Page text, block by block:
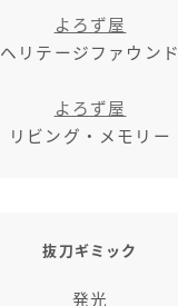
よろず屋
ヘリテージファウンド
よろず屋
リビング・メモリー
抜刀ギミック
発光